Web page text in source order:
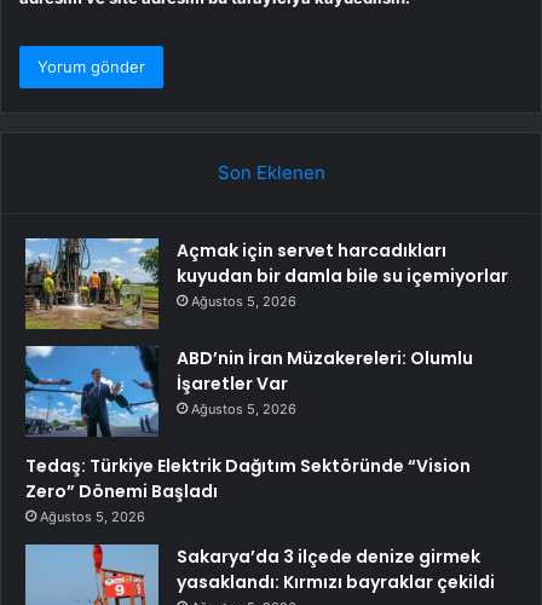
Son Eklenen
Açmak için servet harcadıkları
kuyudan bir damla bile su içemiyorlar
Ağustos 5, 2026
ABD’nin İran Müzakereleri: Olumlu
İşaretler Var
Ağustos 5, 2026
Tedaş: Türkiye Elektrik Dağıtım Sektöründe “Vision
Zero” Dönemi Başladı
Ağustos 5, 2026
Sakarya’da 3 ilçede denize girmek
yasaklandı: Kırmızı bayraklar çekildi